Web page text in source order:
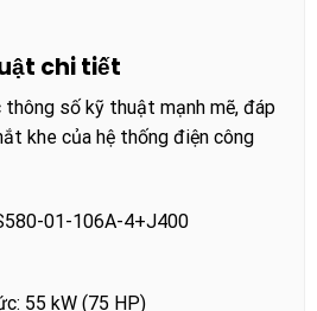
chi tiết
thông số kỹ thuật mạnh mẽ, đáp
khe của hệ thống điện công
01-106A-4+J400
55 kW (75 HP)